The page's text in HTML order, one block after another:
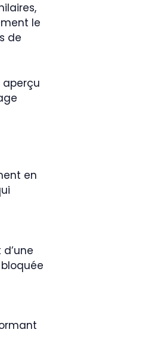
le
de
aperçu
en